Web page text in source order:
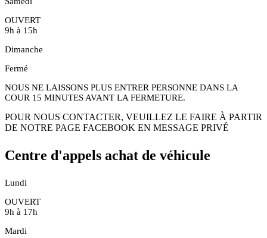
OUVERT
9h à 15h
Dimanche
Fermé
NOUS NE LAISSONS PLUS ENTRER PERSONNE DANS LA
COUR 15 MINUTES AVANT LA FERMETURE.
POUR NOUS CONTACTER, VEUILLEZ LE FAIRE À PARTIR
DE NOTRE PAGE FACEBOOK EN MESSAGE PRIVÉ
Centre d'appels achat de véhicule
Lundi
OUVERT
9h à 17h
Mardi